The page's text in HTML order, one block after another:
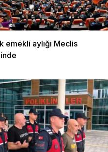
emekli aylığı Meclis